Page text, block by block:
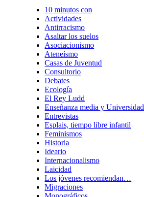
10 minutos con
Actividades
Antirracismo
Asaltar los suelos
Asociacionismo
Ateneísmo
Casas de Juventud
Consultorio
Debates
Ecología
El Rey Ludd
Enseñanza media y Universidad
Entrevistas
Esplais, tiempo libre infantil
Feminismos
Historia
Ideario
Internacionalismo
Laicidad
Los jóvenes recomiendan…
Migraciones